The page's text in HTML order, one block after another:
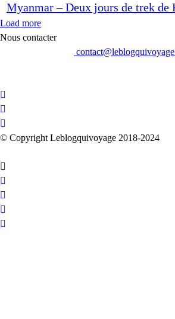
Myanmar – Deux jours de trek de
Load more
Nous contacter
© Copyright Leblogquivoyage 2018-2024